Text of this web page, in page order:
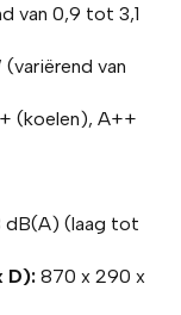
van 0,9 tot 3,1
(variërend van
(koelen), A++
dB(A) (laag tot
D): 870 x 290 x